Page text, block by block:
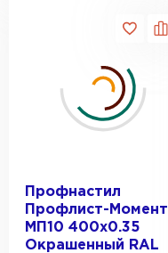
Профнастил
Профлист-Момент
МП10 400х0.35
Окрашенный RAL